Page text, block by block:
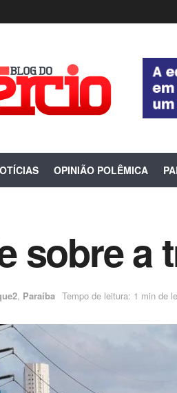
OPINIÃO POLÊMICA
sobre a
, Paraíba Tempo de leitura: 1 min de